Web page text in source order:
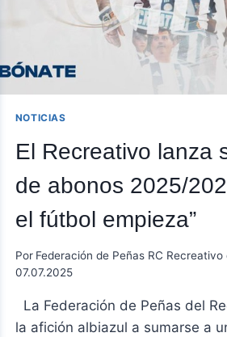
PRIMERA
NOTICIAS
El Recreativo lanza
de abonos 2025/
el fútbol empieza”
Por Federación de Peñas RC Recreativo
07.07.2025
La Federación de Peñas del
la afición albiazul a sumarse a